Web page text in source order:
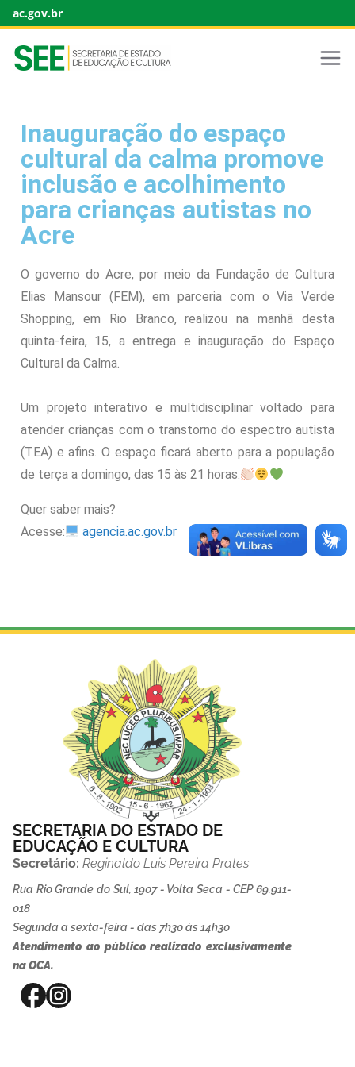
ac.gov.br
Inauguração do espaço
cultural da calma promove
inclusão e acolhimento
para crianças autistas no
Acre
O governo do Acre, por meio da Fundação de Cultura
Elias Mansour (FEM), em parceria com o Via Verde
Shopping, em Rio Branco, realizou na manhã desta
quinta-feira, 15, a entrega e inauguração do Espaço
Cultural da Calma.
Um projeto interativo e multidisciplinar voltado para
atender crianças com o transtorno do espectro autista
(TEA) e afins. O espaço ficará aberto para a população
de terça a domingo, das 15 às 21 horas.
Quer saber mais?
Acesse:
agencia.ac.gov.br
SECRETARIA DO ESTADO DE
EDUCAÇÃO E CULTURA
Secretário: Reginaldo Luis Pereira Prates
Rua Rio Grande do Sul, 1907 - Volta Seca - CEP 69.911-
018
Segunda a sexta-feira - das 7h30 às 14h30
Atendimento ao público realizado exclusivamente
na OCA.